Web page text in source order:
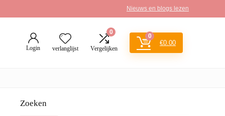
Nieuws en blogs lezen
Login verlanglijst
0
Vergelijken
0
€0.00
Zoeken